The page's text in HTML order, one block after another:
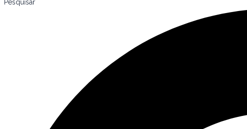
Pesquisar